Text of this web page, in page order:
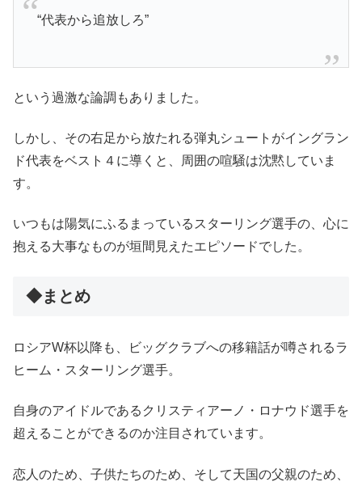
“代表から追放しろ”
という過激な論調もありました。
しかし、その右足から放たれる弾丸シュートがイングラン
ド代表をベスト４に導くと、周囲の喧騒は沈黙していま
す。
いつもは陽気にふるまっているスターリング選手の、心に
抱える大事なものが垣間見えたエピソードでした。
◆まとめ
ロシアW杯以降も、ビッグクラブへの移籍話が噂されるラ
ヒーム・スターリング選手。
自身のアイドルであるクリスティアーノ・ロナウド選手を
超えることができるのか注目されています。
恋人のため、子供たちのため、そして天国の父親のため、